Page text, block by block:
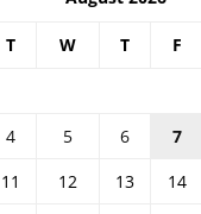
T W T F
4 5 6 7
11 12 13 14